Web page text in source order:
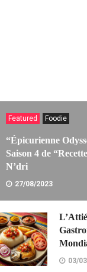
Featured Foodie
“Épicurienne
Saison 4 de
N’dri
27/08/2023
03/